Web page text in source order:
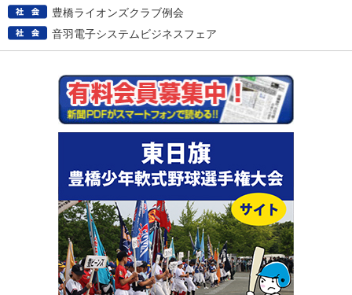
豊橋ライオンズクラブ例会
音羽電子システムビジネスフェア